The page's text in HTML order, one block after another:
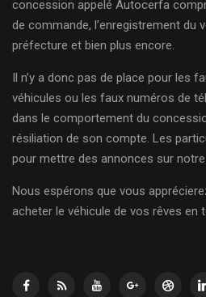
concession appelé Autocerfa
de commande, l’enregistrement du
préfecture et bien plus encore.
Il n’y a donc pas de place pour les
véhicules ou les faux numéros de
dans le comportement du
résiliation de son compte. Les
pour mettre des annonces sur notre
Nous espérons que vous
acheter le véhicule de vos rêves en